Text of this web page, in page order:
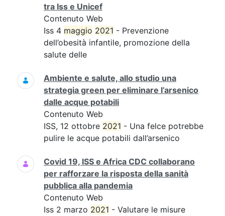
tra Iss e Unicef
Contenuto Web
Iss 4 maggio 2021 - Prevenzione
dell’obesità infantile, promozione della
salute delle
Ambiente e salute, allo studio una
strategia green per eliminare l’arsenico
dalle acque potabili
Contenuto Web
ISS, 12 ottobre 2021 - Una felce potrebbe
pulire le acque potabili dall’arsenico
Covid 19, ISS e Africa CDC collaborano
per rafforzare la risposta della sanità
pubblica alla pandemia
Contenuto Web
Iss 2 marzo 2021 - Valutare le misure